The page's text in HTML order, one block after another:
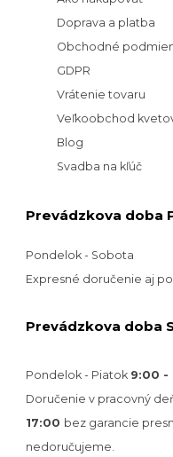
Doprava a platba
Obchodné
GDPR
Vrátenie tovaru
Veľkoobchod
Blog
Svadba na kľúč
Prevádzkova doba
Pondelok - Sobota
Expresné doručenie aj
Prevádzkova doba
Pondelok - Piatok 9:00 -
Doručenie v pracovný
17:00 bez garancie
nedoručujeme.